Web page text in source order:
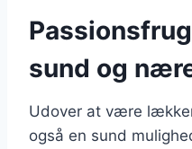
sund og
Udover at være
også en sund